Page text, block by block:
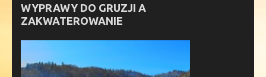
WYPRAWY DO GRUZJI A
ZAKWATEROWANIE